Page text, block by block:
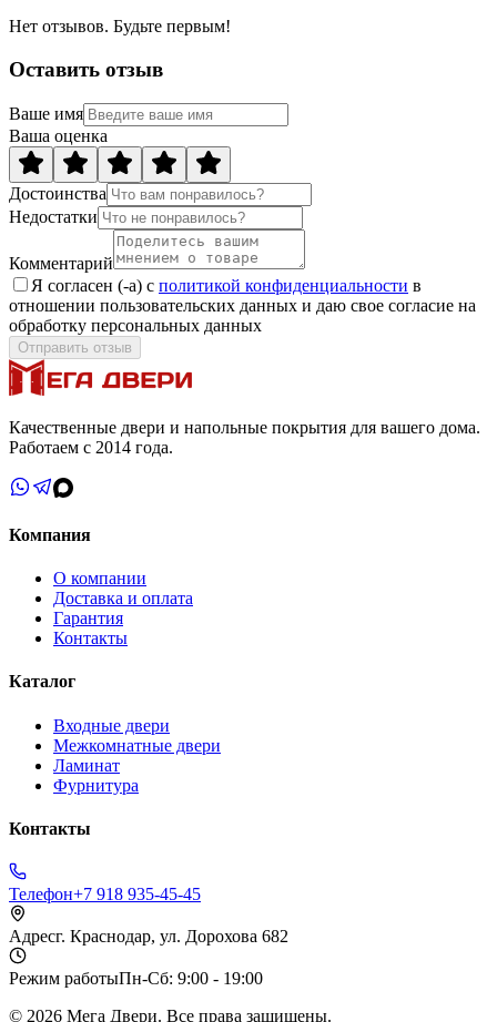
Нет отзывов. Будьте первым!
Оставить отзыв
Ваше имя
Ваша оценка
Достоинства
Недостатки
Комментарий
Я согласен (-а) с политикой конфиденциальности в
отношении пользовательских данных и даю свое согласие на
обработку персональных данных
Отправить отзыв
Качественные двери и напольные покрытия для вашего дома.
Работаем с 2014 года.
Компания
О компании
Доставка и оплата
Гарантия
Контакты
Каталог
Входные двери
Межкомнатные двери
Ламинат
Фурнитура
Контакты
Телефон+7 918 935-45-45
Адресг. Краснодар, ул. Дорохова 682
Режим работыПн-Сб: 9:00 - 19:00
© 2026 Мега Двери. Все права защищены.